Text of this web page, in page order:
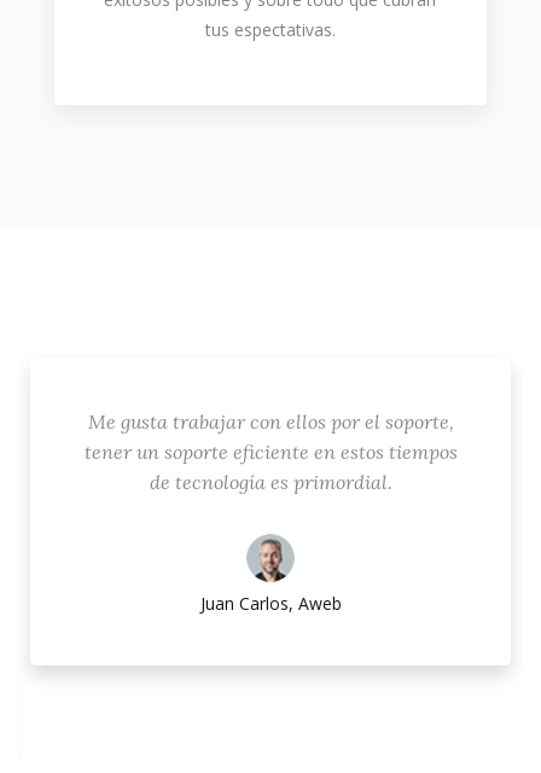
tus espectativas.
Me gusta trabajar con ellos por el soporte,
tener un soporte eficiente en estos tiempos
de tecnología es primordial.
Juan Carlos, Aweb